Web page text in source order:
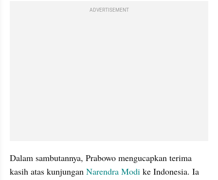
ADVERTISEMENT
Dalam sambutannya, Prabowo mengucapkan terima
kasih atas kunjungan Narendra Modi ke Indonesia. Ia